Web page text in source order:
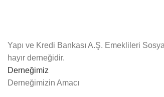
Yapı ve Kredi Bankası A.Ş. Emeklileri
hayır derneğidir.
Derneğimiz
Derneğimizin Amacı